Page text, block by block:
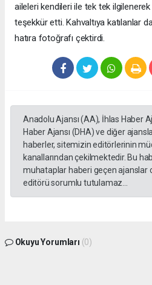
aileleri kendileri ile tek tek
teşekkür etti. Kahvaltıya katılanlar
hatıra fotoğrafı çektirdi.
Anadolu Ajansı (AA), İhlas Haber
Haber Ajansı (DHA) ve diğer
haberler, sitemizin editörlerinin
kanallarından çekilmektedir. Bu
muhataplar haberi geçen ajanslar
editörü sorumlu tutulamaz...
Okuyu Yorumları (0)